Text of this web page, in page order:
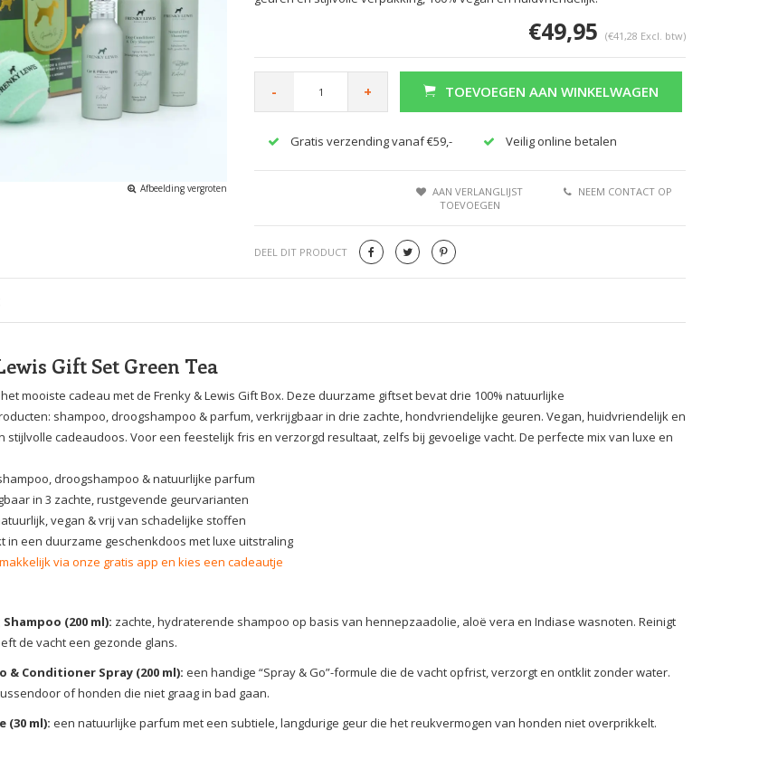
Afbeelding vergroten
€49,95 (€41,28 Excl. btw)
- + TOEVOEGEN AAN WINKELWAGEN
Gratis verzending vanaf €59,- Veilig online betalen
AAN VERLANGLIJST
TOEVOEGEN
NEEM CONTACT OP
DEEL DIT PRODUCT
Gift Set Green Tea
mooiste cadeau met de Frenky & Lewis Gift Box. Deze duurzame giftset bevat drie 100% natuurlijke
shampoo, droogshampoo & parfum, verkrijgbaar in drie zachte, hondvriendelijke geuren. Vegan, huidvriendelijk en
stijlvolle cadeaudoos. Voor een feestelijk fris en verzorgd resultaat, zelfs bij gevoelige vacht. De perfecte mix van luxe en
droogshampoo & natuurlijke parfum
in 3 zachte, rustgevende geurvarianten
vegan & vrij van schadelijke stoffen
in een duurzame geschenkdoos met luxe uitstraling
via onze gratis app en kies een cadeautje
(200 ml): zachte, hydraterende shampoo op basis van hennepzaadolie, aloë vera en Indiase wasnoten. Reinigt
de vacht een gezonde glans.
& Conditioner Spray (200 ml): een handige “Spray & Go”-formule die de vacht opfrist, verzorgt en ontklit zonder water.
of honden die niet graag in bad gaan.
(30 ml): een natuurlijke parfum met een subtiele, langdurige geur die het reukvermogen van honden niet overprikkelt.